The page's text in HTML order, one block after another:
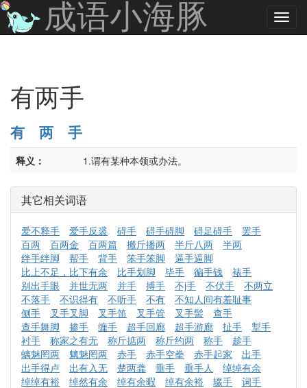
成语小海豚
有两手
有 两 手
释义： 1.谓有某种本领或办法。
其它相关词语
爱不释手 爱手反裘 碍手 碍手碍脚 碍足碍手
罢手
百两
百两金 百两篇 搬斤播两 半斤八两
半两
绊手绊脚
帮手 背手 笨手笨脚
逼手逼脚
比上不足，比下有余
比手划脚 毕手 徧手钱
裱手
别出手眼
并世无两 并手 搏手 不j手 不伏手
不两立
不落手
不识得有 不听手 不有
不知人间有羞耻事
侧手
叉手叉脚 叉手笛 叉手管 叉手髻
查手
查手舞脚
掺手 缠手 超手回廊 超手游廊 扯手
掣手
衬手
称家之有无 称斤掂两 称斤约两 称手
趁手
螭魅罔两
魑魅罔两 赤手 赤手空拳 赤手起家
出手
出手得卢
出有入无 楚两龚 垂手 垂手人
绰绰有余
绰绰有裕
绰然有余 绰有余暇 绰有余裕 辍手
词手